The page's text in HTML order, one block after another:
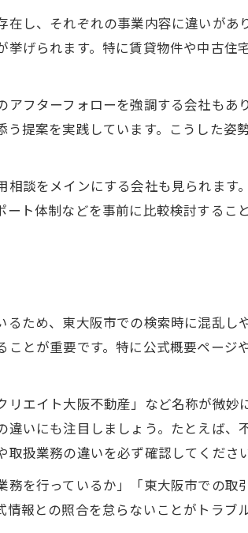
内で信頼される不動産とは
イト各社の違いを比較検証
や事業内容の違いを知る
リエイトの評判と実績を検証
ト大阪と他社の実力を分析
れず会社概要を正確に読むコツ
の事業内容を見抜く方法
リエイトの求人情報も活用
る不動産クリエイトの選び方
判の不動産会社を見抜く方法
リエイトの口コミと評価を参考
る中古物件や土地の選定術
型不動産の特徴と強みとは
し、それぞれの事業内容に違いが
げられます。特に賃貸物件や中古
フターフォローを強調する会社も
提案を実践しています。こうした
談をメインにする会社も見られま
ト体制などを事前に比較検討する
ため、東大阪市での検索時に混乱
とが重要です。特に公式概要ペー
エイト大阪不動産」など名称が微妙
いにも注目しましょう。たとえば
扱業務の違いを必ず確認してくださ
を行っているか」「東大阪市での
報との照合を怠らないことがトラブ